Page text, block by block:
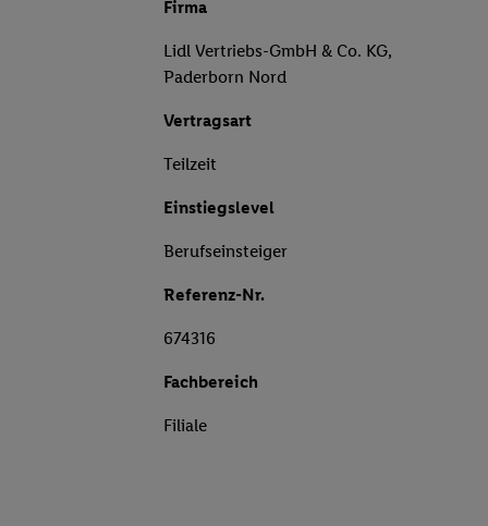
Firma
Lidl Vertriebs-GmbH & Co. KG,
Paderborn Nord
Vertragsart
Teilzeit
Einstiegslevel
Berufseinsteiger
Referenz-Nr.
674316
Fachbereich
Filiale